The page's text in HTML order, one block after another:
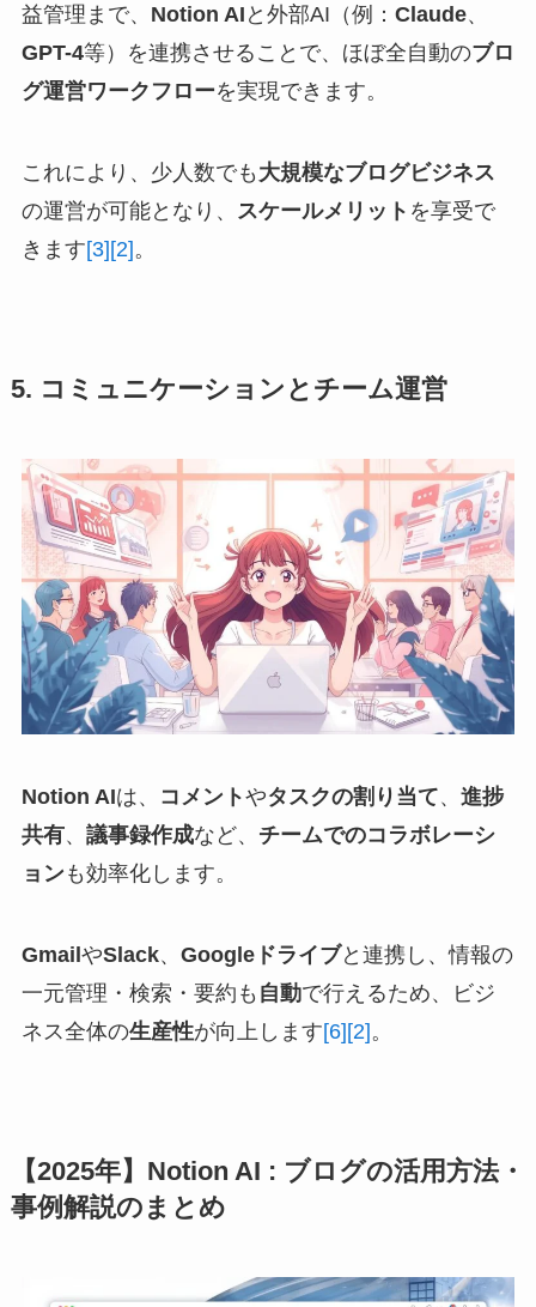
益管理まで、 Notion AI と外部AI（例： Claude、
GPT-4等）を連携させることで、ほぼ全自動のブロ
グ運営ワークフローを実現できます。
これにより、少人数でも 大規模なブログビジネス
の運営が可能となり、
スケールメリット を享受で
きます[3][2]。
5. コミュニケーションとチーム運営
Notion AIは、 コメントやタスクの割り当て、 進捗
共有、 議事録作成など、 チームでのコラボレーシ
ョンも効率化します。
Gmail やSlack、 Googleドライブと連携し、情報の
一元管理・検索・要約も 自動で行えるため、ビジ
ネス全体の生産性が向上します[6] [2]。
【2025年】Notion AI : ブログの活用方法・
事例解説のまとめ